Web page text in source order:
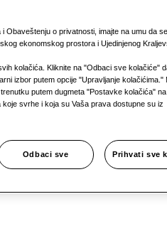
Dokumentacija
Obaveštenju o privatnosti, imajte na umu da
ekonomskog prostora i Ujedinjenog
kolačića. Kliknite na "Odbaci sve kolačiće"
izbor putem opcije "Upravljanje kolačićima."
putem dugmeta "Postavke kolačića"
svrhe i koja su Vaša prava dostupne su iz
Odbaci sve Prihvati sve